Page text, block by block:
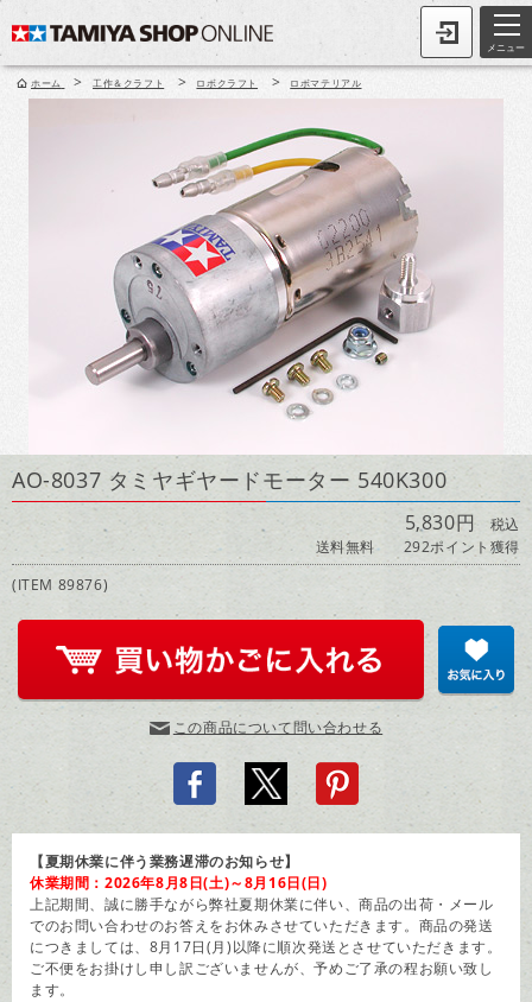
メニュー
ホーム > 工作＆クラフト > ロボクラフト > ロボマテリアル
AO-8037 タミヤギヤードモーター 540K300
5,830円 税込
送料無料
292ポイント獲得
(ITEM 89876)
この商品について問い合わせる
【夏期休業に伴う業務遅滞のお知らせ】
休業期間：2026年8月8日(土)～8月16日(日)
上記期間、誠に勝手ながら弊社夏期休業に伴い、商品の出荷・メール
でのお問い合わせのお答えをお休みさせていただきます。商品の発送
につきましては、8月17日(月)以降に順次発送とさせていただきます。
ご不便をお掛けし申し訳ございませんが、予めご了承の程お願い致し
ます。